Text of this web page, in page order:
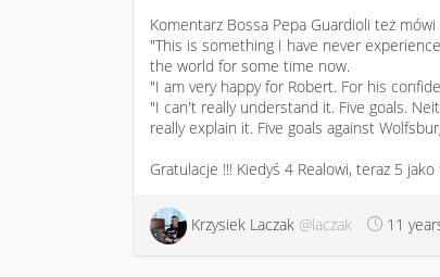
Komentarz Bossa Pepa Guardioli też mówi
"This is something I have never
the world for some time now.
"I am very happy for Robert. For his
"I can't really understand it. Five goals.
really explain it. Five goals against
Gratulacje !!! Kiedyś 4 Realowi, teraz 5 jako
Krzysiek Laczak @laczak 11